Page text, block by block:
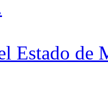
Estado de